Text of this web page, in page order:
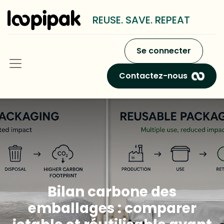
REUSE. SAVE. REPEAT
Se connecter
Contactez-nous
Bilan carbone des
emballages : comparer